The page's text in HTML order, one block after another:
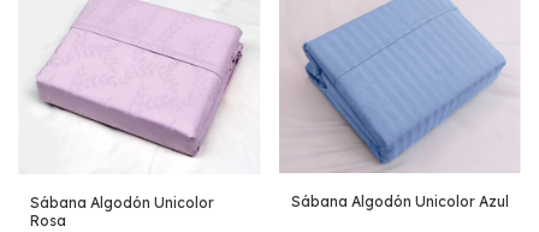
Sábana Algodón Unicolor
Rosa
Sábana Algodón Unicolor Azul